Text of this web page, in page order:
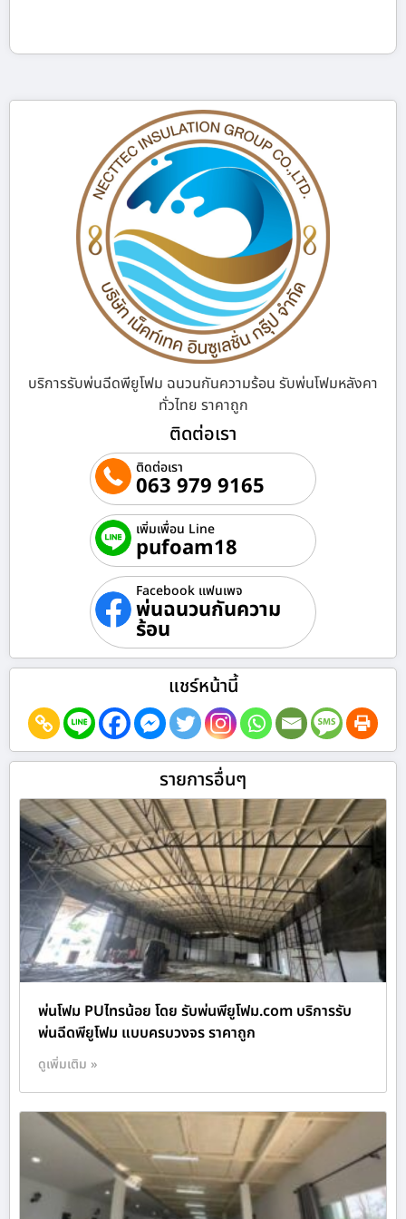
บริการรับพ่นฉีดพียูโฟม ฉนวนกันความร้อน รับพ่นโฟมหลังคา
ทั่วไทย ราคาถูก
ติดต่อเรา
ติดต่อเรา
063 979 9165
เพิ่มเพื่อน Line
pufoam18
Facebook แฟนเพจ
พ่นฉนวนกันความ
ร้อน
แชร์หน้านี้
รายการอื่นๆ
พ่นโฟม PUไทรน้อย โดย รับพ่นพียูโฟม.com บริการรับ
พ่นฉีดพียูโฟม แบบครบวงจร ราคาถูก
ดูเพิ่มเติม »